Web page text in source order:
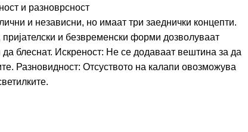
и разноврсност
и независни, но имаат три заеднички концепти.
и безвременски форми дозволуваат
блеснат. Искреност: Не се додаваат вештина за да
Разновидност: Отсуството на калапи овозможува